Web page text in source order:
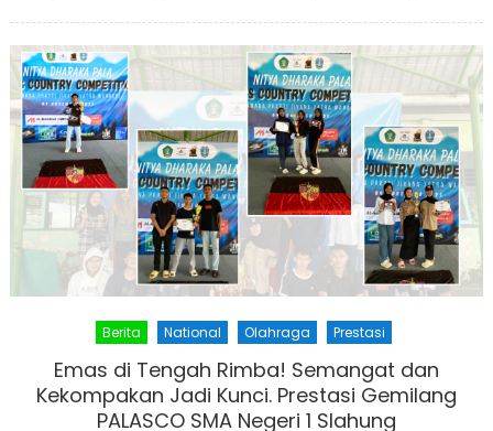
Berita National Olahraga Prestasi
Emas di Tengah Rimba! Semangat dan
Kekompakan Jadi Kunci. Prestasi Gemilang
PALASCO SMA Negeri 1 Slahung